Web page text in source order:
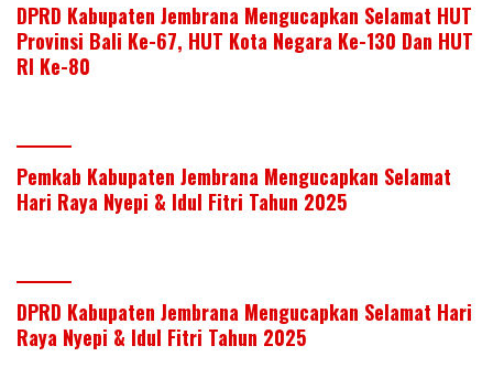
DPRD Kabupaten Jembrana Mengucapkan Selamat HUT
Provinsi Bali Ke-67, HUT Kota Negara Ke-130 Dan HUT
RI Ke-80
Pemkab Kabupaten Jembrana Mengucapkan Selamat
Hari Raya Nyepi & Idul Fitri Tahun 2025
DPRD Kabupaten Jembrana Mengucapkan Selamat Hari
Raya Nyepi & Idul Fitri Tahun 2025